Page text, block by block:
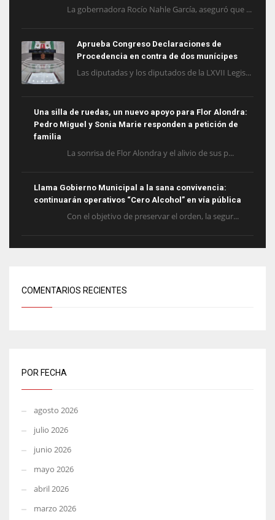
La gobernadora Rocío Nahle García, aseguró que ...
Aprueba Congreso Declaraciones de
Procedencia en contra de dos munícipes
Las diputadas y los diputados de la LXVII Legis...
Una silla de ruedas, un nuevo apoyo para Flor Alondra:
Pedro Miguel y Sonia Marie responden a petición de
familia
La sonrisa de Flor Alondra y el alivio de sus p...
Llama Gobierno Municipal a la sana convivencia:
continuarán operativos “Cero Alcohol” en vía pública
Con el objetivo de preservar el orden, la segur...
COMENTARIOS RECIENTES
POR FECHA
agosto 2026
julio 2026
junio 2026
mayo 2026
abril 2026
marzo 2026